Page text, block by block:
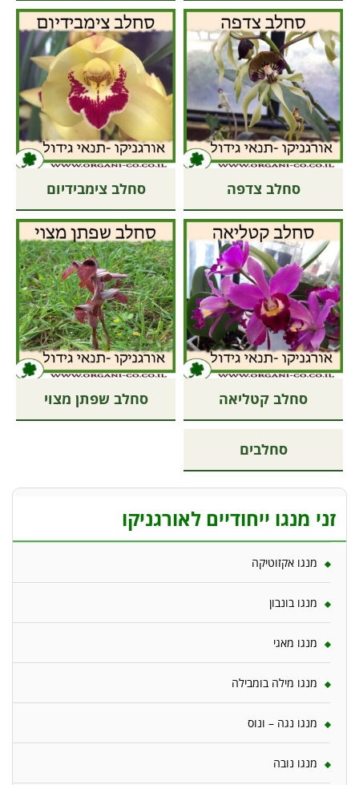
סחלב צדפה סחלב צימבידיום
סחלב קטליאה סחלב שפתן מצוי
סחלבים
זני מנגו ייחודיים לאורגניקו
מנגו אקזוטיקה
מנגו בונבון
מנגו מאגי
מנגו מילה בומבילה
מנגו נגה – ונוס
מנגו נובה